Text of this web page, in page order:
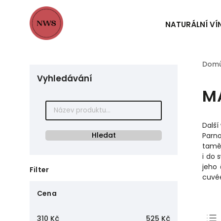
NATURÁLNÍ
Vyhledávání
Hledat
Filter
Cena
310 Kč 525 Kč
i do
jeho